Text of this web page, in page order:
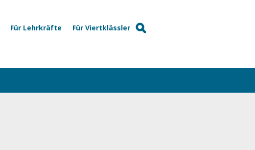
Für Lehrkräfte Für Viertklässler